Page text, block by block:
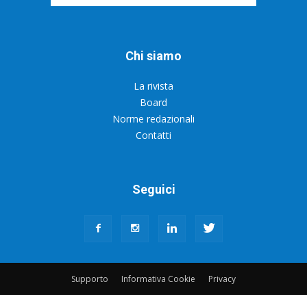
Chi siamo
La rivista
Board
Norme redazionali
Contatti
Seguici
Supporto Informativa Cookie Privacy